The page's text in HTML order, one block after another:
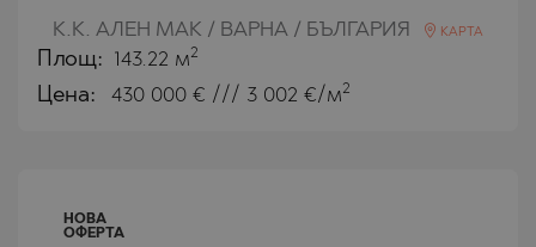
К.К. АЛЕН МАК / ВАРНА / БЪЛГАРИЯ КАРТА
Площ: 143.22 м2
Цена: 430 000 € /// 3 002 €/м2
НОВА
ОФЕРТА